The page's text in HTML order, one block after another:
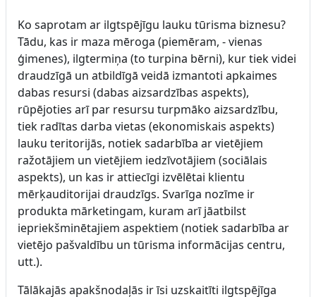
Ko saprotam ar ilgtspējīgu lauku tūrisma biznesu?
Tādu, kas ir maza mēroga (piemēram, - vienas
ģimenes), ilgtermiņa (to turpina bērni), kur tiek videi
draudzīgā un atbildīgā veidā izmantoti apkaimes
dabas resursi (dabas aizsardzības aspekts),
rūpējoties arī par resursu turpmāko aizsardzību,
tiek radītas darba vietas (ekonomiskais aspekts)
lauku teritorijās, notiek sadarbība ar vietējiem
ražotājiem un vietējiem iedzīvotājiem (sociālais
aspekts), un kas ir attiecīgi izvēlētai klientu
mērķauditorijai draudzīgs. Svarīga nozīme ir
produkta mārketingam, kuram arī jāatbilst
iepriekšminētajiem aspektiem (notiek sadarbība ar
vietējo pašvaldību un tūrisma informācijas centru,
utt.).
Tālākajās apakšnodaļās ir īsi uzskaitīti ilgtspējīga